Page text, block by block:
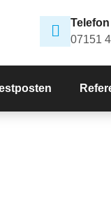
Telefon
07151